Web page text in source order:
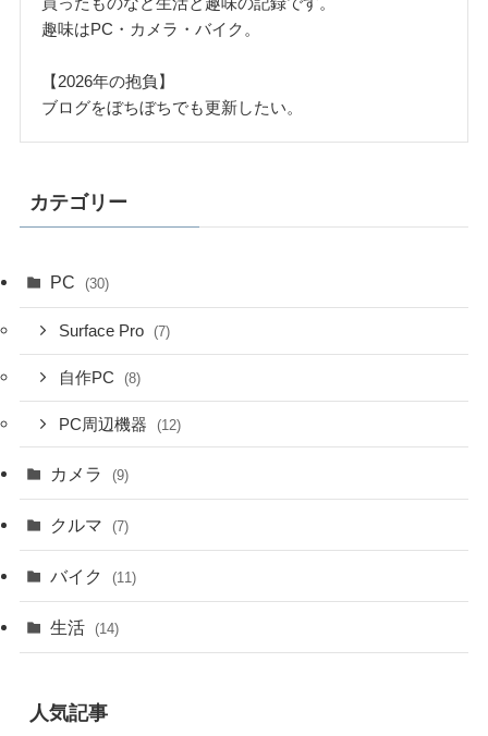
趣味はPC・カメラ・バイク。
【2026年の抱負】
ブログをぼちぼちでも更新したい。
カテゴリー
PC (30)
Surface Pro (7)
自作PC (8)
PC周辺機器 (12)
カメラ (9)
クルマ (7)
バイク (11)
生活 (14)
人気記事